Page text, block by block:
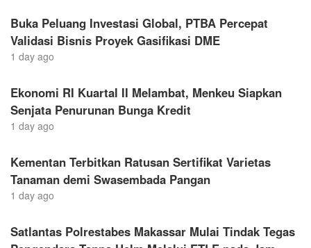
Buka Peluang Investasi Global, PTBA Percepat
Validasi Bisnis Proyek Gasifikasi DME
1 day ago
Ekonomi RI Kuartal II Melambat, Menkeu Siapkan
Senjata Penurunan Bunga Kredit
1 day ago
Kementan Terbitkan Ratusan Sertifikat Varietas
Tanaman demi Swasembada Pangan
1 day ago
Satlantas Polrestabes Makassar Mulai Tindak Tegas